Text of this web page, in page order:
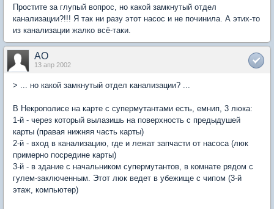
Простите за глупый вопрос, но какой замкнутый отдел
канализации?!!! Я так ни разу этот насос и не починила. А этих-то
из канализации жалко всё-таки.
AO
13 апр 2002
> ... но какой замкнутый отдел канализации? ...
В Некрополисе на карте с супермутантами есть, емнип, 3 люка:
1-й - через который вылазишь на поверхность с предыдушей
карты (правая нижняя часть карты)
2-й - вход в канализацию, где и лежат запчасти от насоса (люк
примерно посредине карты)
3-й - в здание с начальником супермутантов, в комнате рядом с
гулем-заключенным. Этот люк ведет в убежище с чипом (3-й
этаж, компьютер)